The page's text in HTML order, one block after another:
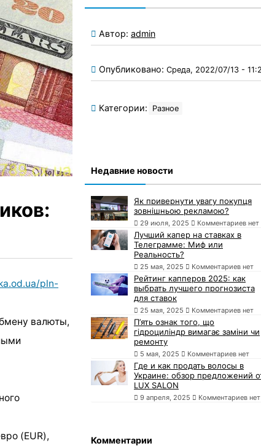
pln-
валюты,
(EUR),
Автор: admin
Опубликовано: Среда, 2022/07/13 -
Категории: Разное
Недавние новости
Як привернути увагу покупця
зовнішньою рекламою?
29 июля, 2025 Комментариев нет
Лучший капер на ставках в
Телеграмме: Миф или
Реальность?
25 мая, 2025 Комментариев нет
Рейтинг капперов 2025: как
выбрать лучшего прогнозиста
для ставок
25 мая, 2025 Комментариев нет
П’ять ознак того, що
гідроциліндр вимагає заміни чи
ремонту
5 мая, 2025 Комментариев нет
Где и как продать волосы в
Украине: обзор предложений
LUX SALON
9 апреля, 2025 Комментариев нет
Комментарии